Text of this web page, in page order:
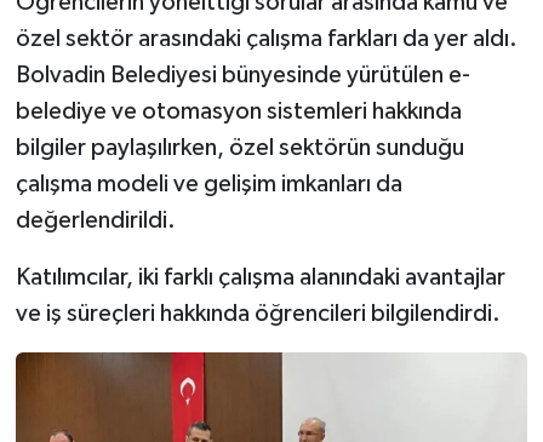
özel sektör arasındaki çalışma farkları da yer aldı.
Bolvadin Belediyesi bünyesinde yürütülen e-
belediye ve otomasyon sistemleri hakkında
bilgiler paylaşılırken, özel sektörün sunduğu
çalışma modeli ve gelişim imkanları da
değerlendirildi.
Katılımcılar, iki farklı çalışma alanındaki avantajlar
ve iş süreçleri hakkında öğrencileri bilgilendirdi.